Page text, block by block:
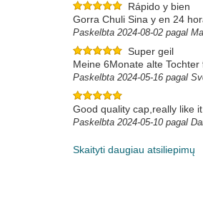
Rápido y bien
Gorra Chuli Sina y en 24
Paskelbta 2024-08-02 pagal
Super geil
Meine 6Monate alte
Paskelbta 2024-05-16 pagal
Good quality cap,really like it
Paskelbta 2024-05-10 pagal
Skaityti daugiau atsiliepimų